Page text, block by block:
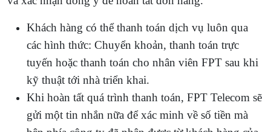
Khách hàng có thể thanh toán dịch vụ luôn qua
các hình thức: Chuyển khoản, thanh toán trực
tuyến hoặc thanh toán cho nhân viên FPT sau khi
kỹ thuật tới nhà triển khai.
Khi hoàn tất quá trình thanh toán, FPT Telecom sẽ
gửi một tin nhắn nữa để xác minh về số tiền mà